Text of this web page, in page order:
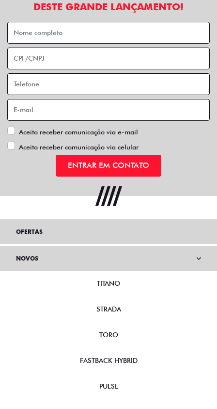
DESTE GRANDE LANÇAMENTO!
Aceito receber comunicação via e-mail
Aceito receber comunicação via celular
ENTRAR EM CONTATO
OFERTAS
NOVOS
TITANO
STRADA
TORO
FASTBACK HYBRID
PULSE